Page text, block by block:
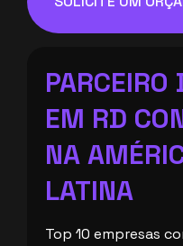
PARCEIRO
EM RD
NA
LATINA
Top 10 empresas